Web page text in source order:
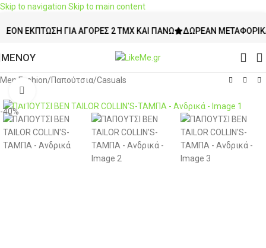
Skip to navigation Skip to main content
ΓΙΑ ΑΓΟΡΈΣ 2 ΤΜΧ ΚΑΙ ΠΆΝΩ ΔΩΡΕΆΝ ΜΕΤΑΦΟΡΙΚΆ
ΜΕΝΟΥ
Men Fashion/Παπούτσια/Casuals
-40%